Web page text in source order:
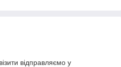
відправляємо у